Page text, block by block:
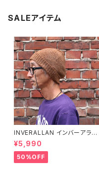
SALEアイテム
INVERALLAN インバーアラン 1
00%ピュアウール ニットキャッ
プ 全8色
¥5,990
50%OFF